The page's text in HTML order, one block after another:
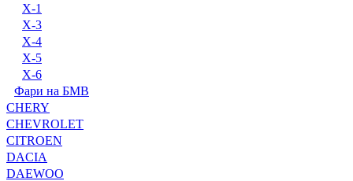
X-1
X-3
X-4
X-5
X-6
Фари на БМВ
CHERY
CHEVROLET
CITROEN
DACIA
DAEWOO